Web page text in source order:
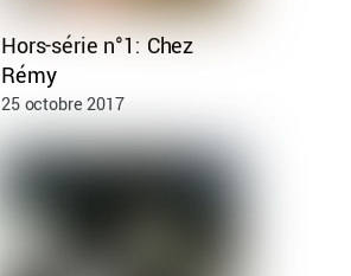
Hors-série n°1: Chez
Rémy
25 octobre 2017